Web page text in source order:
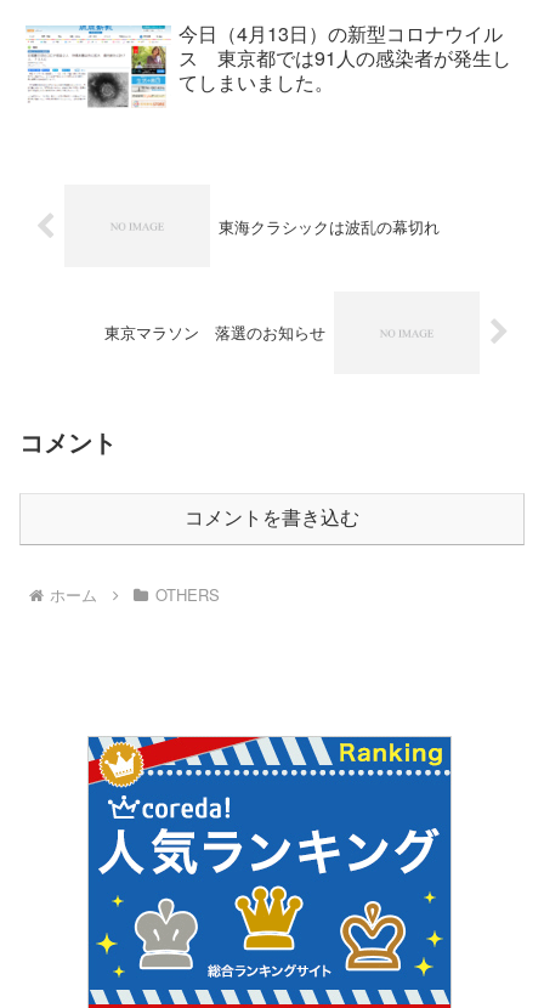
今日（4月13日）の新型コロナウイル
ス 東京都では91人の感染者が発生し
てしまいました。
東海クラシックは波乱の幕切れ
東京マラソン 落選のお知らせ
コメント
コメントを書き込む
ホーム OTHERS